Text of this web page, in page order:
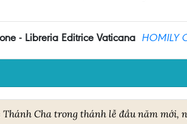
- Libreria Editrice Vaticana HOMILY
Cha trong thánh lễ đầu năm mới,